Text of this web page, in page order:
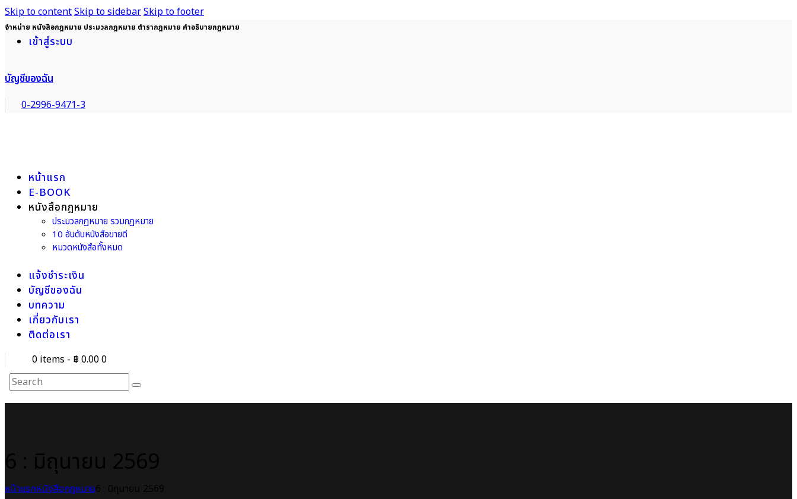
Skip to contentSkip to sidebarSkip to footer
จำหน่าย หนังสือกฎหมาย ประมวลกฎหมาย ตำรากฎหมาย คำอธิบายกฎหมาย
เข้าสู่ระบบ
บัญชีของฉัน
0-2996-9471-3
หน้าแรก
E-BOOK
หนังสือกฎหมาย
ประมวลกฎหมาย รวมกฎหมาย
10 อันดับหนังสือขายดี
หมวดหนังสือทั้งหมด
แจ้งชำระเงิน
บัญชีของฉัน
บทความ
เกี่ยวกับเรา
ติดต่อเรา
0 items - ฿ 0.000
หน้าแรกหนังสือกฎหมาย